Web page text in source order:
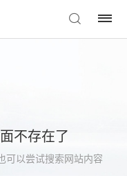
不存在了
可以尝试搜索网站内容